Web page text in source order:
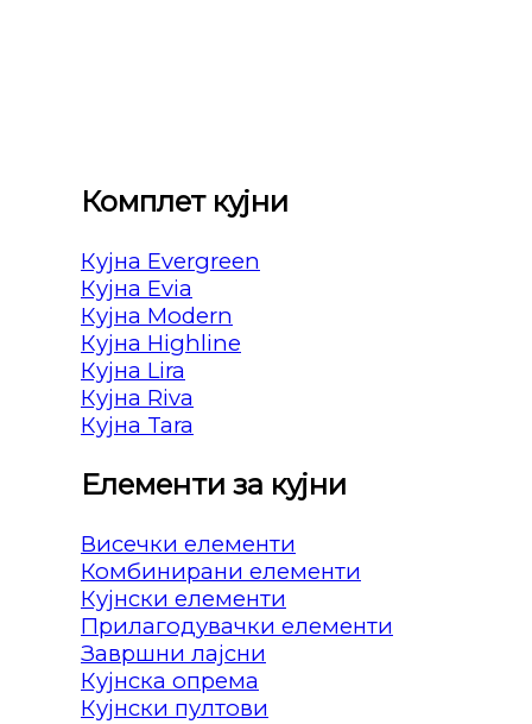
Комплет кујни
Кујна Evergreen
Кујна Evia
Кујна Modern
Кујна Highline
Кујна Lira
Кујна Riva
Кујна Tara
Елементи за кујни
Висечки елементи
Комбинирани елементи
Кујнски елементи
Прилагодувачки елементи
Завршни лајсни
Кујнска опрема
Кујнски пултови